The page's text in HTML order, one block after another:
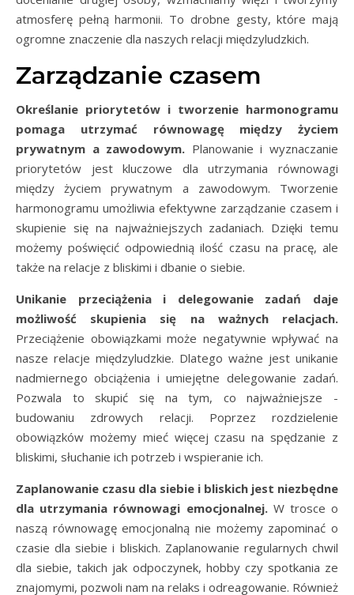
atmosferę pełną harmonii. To drobne gesty, które mają
ogromne znaczenie dla naszych relacji międzyludzkich.
Zarządzanie czasem
Określanie priorytetów i tworzenie harmonogramu
pomaga utrzymać równowagę między życiem
prywatnym a zawodowym. Planowanie i wyznaczanie
priorytetów jest kluczowe dla utrzymania równowagi
między życiem prywatnym a zawodowym. Tworzenie
harmonogramu umożliwia efektywne zarządzanie czasem i
skupienie się na najważniejszych zadaniach. Dzięki temu
możemy poświęcić odpowiednią ilość czasu na pracę, ale
także na relacje z bliskimi i dbanie o siebie.
Unikanie przeciążenia i delegowanie zadań daje
możliwość skupienia się na ważnych relacjach.
Przeciążenie obowiązkami może negatywnie wpływać na
nasze relacje międzyludzkie. Dlatego ważne jest unikanie
nadmiernego obciążenia i umiejętne delegowanie zadań.
Pozwala to skupić się na tym, co najważniejsze -
budowaniu zdrowych relacji. Poprzez rozdzielenie
obowiązków możemy mieć więcej czasu na spędzanie z
bliskimi, słuchanie ich potrzeb i wspieranie ich.
Zaplanowanie czasu dla siebie i bliskich jest niezbędne
dla utrzymania równowagi emocjonalnej.W trosce o
naszą równowagę emocjonalną nie możemy zapominać o
czasie dla siebie i bliskich. Zaplanowanie regularnych chwil
dla siebie, takich jak odpoczynek, hobby czy spotkania ze
znajomymi, pozwoli nam na relaks i odreagowanie. Również